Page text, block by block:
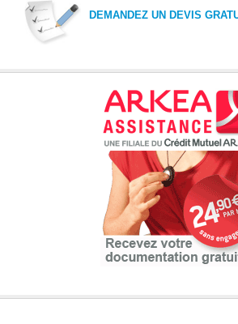
DEMANDEZ UN DEVIS